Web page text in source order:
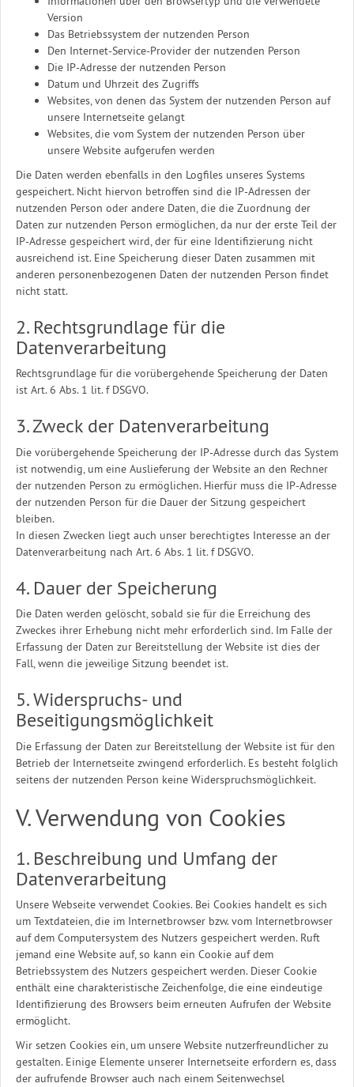
Version
Das Betriebssystem der nutzenden Person
Den Internet-Service-Provider der nutzenden Person
Die IP-Adresse der nutzenden Person
Datum und Uhrzeit des Zugriffs
Websites, von denen das System der nutzenden Person auf
unsere Internetseite gelangt
Websites, die vom System der nutzenden Person über
unsere Website aufgerufen werden
Die Daten werden ebenfalls in den Logfiles unseres Systems
gespeichert. Nicht hiervon betroffen sind die IP-Adressen der
nutzenden Person oder andere Daten, die die Zuordnung der
Daten zur nutzenden Person ermöglichen, da nur der erste Teil der
IP-Adresse gespeichert wird, der für eine Identifizierung nicht
ausreichend ist. Eine Speicherung dieser Daten zusammen mit
anderen personenbezogenen Daten der nutzenden Person findet
nicht statt.
2. Rechtsgrundlage für die
Datenverarbeitung
Rechtsgrundlage für die vorübergehende Speicherung der Daten
ist Art. 6 Abs. 1 lit. f DSGVO.
3. Zweck der Datenverarbeitung
Die vorübergehende Speicherung der IP-Adresse durch das System
ist notwendig, um eine Auslieferung der Website an den Rechner
der nutzenden Person zu ermöglichen. Hierfür muss die IP-Adresse
der nutzenden Person für die Dauer der Sitzung gespeichert
bleiben.
In diesen Zwecken liegt auch unser berechtigtes Interesse an der
Datenverarbeitung nach Art. 6 Abs. 1 lit. f DSGVO.
4. Dauer der Speicherung
Die Daten werden gelöscht, sobald sie für die Erreichung des
Zweckes ihrer Erhebung nicht mehr erforderlich sind. Im Falle der
Erfassung der Daten zur Bereitstellung der Website ist dies der
Fall, wenn die jeweilige Sitzung beendet ist.
5. Widerspruchs- und
Beseitigungsmöglichkeit
Die Erfassung der Daten zur Bereitstellung der Website ist für den
Betrieb der Internetseite zwingend erforderlich. Es besteht folglich
seitens der nutzenden Person keine Widerspruchsmöglichkeit.
V. Verwendung von Cookies
1. Beschreibung und Umfang der
Datenverarbeitung
Unsere Webseite verwendet Cookies. Bei Cookies handelt es sich
um Textdateien, die im Internetbrowser bzw. vom Internetbrowser
auf dem Computersystem des Nutzers gespeichert werden. Ruft
jemand eine Website auf, so kann ein Cookie auf dem
Betriebssystem des Nutzers gespeichert werden. Dieser Cookie
enthält eine charakteristische Zeichenfolge, die eine eindeutige
Identifizierung des Browsers beim erneuten Aufrufen der Website
ermöglicht.
Wir setzen Cookies ein, um unsere Website nutzerfreundlicher zu
gestalten. Einige Elemente unserer Internetseite erfordern es, dass
der aufrufende Browser auch nach einem Seitenwechsel